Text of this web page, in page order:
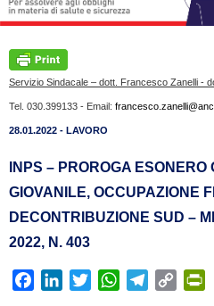
Servizio Sindacale – dott. Francesco Zanelli -
Tel. 030.399133 - Email:
28.01.2022 - LAVORO
INPS – PROROGA ESONERO
GIOVANILE, OCCUPAZIONE
DECONTRIBUZIONE SUD –
2022, N. 403
W
C